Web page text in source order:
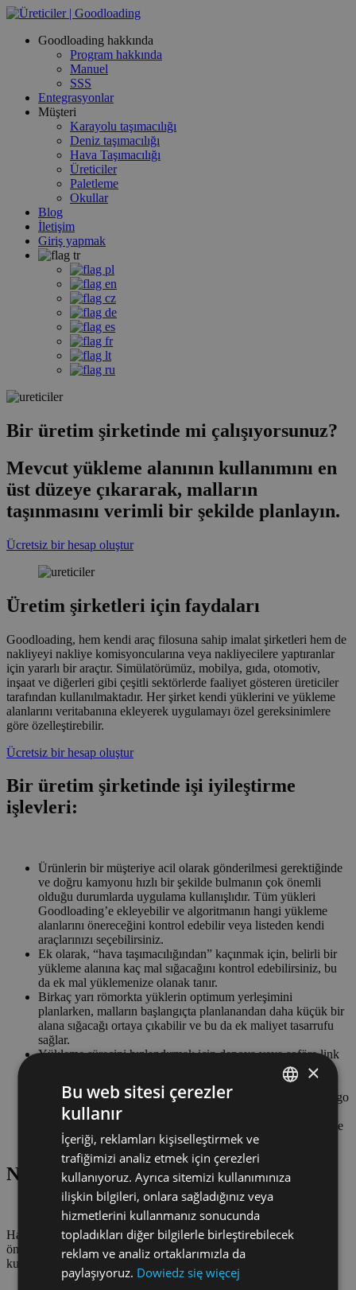
Goodloading hakkında
Program hakkında
Manuel
SSS
Entegrasyonlar
Müşteri
Karayolu taşımacılığı
Deniz taşımacılığı
Hava Taşımacılığı
Üreticiler
Paletleme
Okullar
Blog
İletişim
Giriş yapmak
Bir üretim şirketinde mi çalışıyorsunuz?
Mevcut yükleme alanının kullanımını en
üst düzeye çıkararak, malların
taşınmasını verimli bir şekilde planlayın.
Ücretsiz bir hesap oluştur
Üretim şirketleri için faydaları
Goodloading, hem kendi araç filosuna sahip imalat şirketleri hem de
nakliyeyi nakliye komisyoncularına veya nakliyecilere yaptıranlar
için yararlı bir araçtır. Simülatörümüz, mobilya, gıda, otomotiv,
inşaat ve diğerleri gibi çeşitli sektörlerde faaliyet gösteren üreticiler
tarafından kullanılmaktadır. Her şirket kendi yüklerini ve yükleme
alanlarını veritabanına ekleyerek uygulamayı özel gereksinimlere
göre özelleştirebilir.
Ücretsiz bir hesap oluştur
Bir üretim şirketinde işi iyileştirme
işlevleri:
Ürünlerin bir müşteriye acil olarak gönderilmesi gerektiğinde
ve doğru kamyonu hızlı bir şekilde bulmanın çok önemli
olduğu durumlarda uygulama kullanışlıdır. Tüm yükleri
Goodloading’e ekleyebilir ve algoritmanın hangi yükleme
alanlarını önereceğini kontrol edebilir veya listeden kendi
araçlarınızı seçebilirsiniz.
Ek olarak, “hava taşımacılığından” kaçınmak için, belirli bir
yükleme alanına kaç mal sığacağını kontrol edebilirsiniz, bu
da ek mal yüklemenize olanak tanır.
Birkaç yarı römorkta yüklerin optimum yerleşimini
planlarken, malların başlangıçta planlanandan daha küçük bir
alana sığacağı ortaya çıkabilir ve bu da ek maliyet tasarrufu
sağlar.
Yükleme sürecini hızlandırmak için depoya veya şoföre link
veya PDF dosyası şeklinde hazır bir dağıtım planı
Malları önce bir palete yükleme ve ardından bu paletleri kargo
bölmelerine istifleme imkanı.
Yarı römork, konteynır veya hava konteyneri gibi farklı türde
alanlara mal yükleme yeteneği.
Ne kazanabilirsin?
Hazır bir proje, yükleme zamanını kısaltarak ve olası hataları
önleyerek örneğin bayramdan önceki, yoğun zamanlarda çok
kullanışlıdır.
ENGLISH
CZECH
SPANISH
×
Bu web sitesi çerezler
kullanır
İçeriği, reklamları kişiselleştirmek ve
trafiğimizi analiz etmek için çerezleri
kullanıyoruz. Ayrıca sitemizi kullanımınıza
ilişkin bilgileri, onlara sağladığınız veya
hizmetlerini kullanmanız sonucunda
topladıkları diğer bilgilerle birleştirebilecek
reklam ve analiz ortaklarımızla da
paylaşıyoruz. Dowiedz się więcej